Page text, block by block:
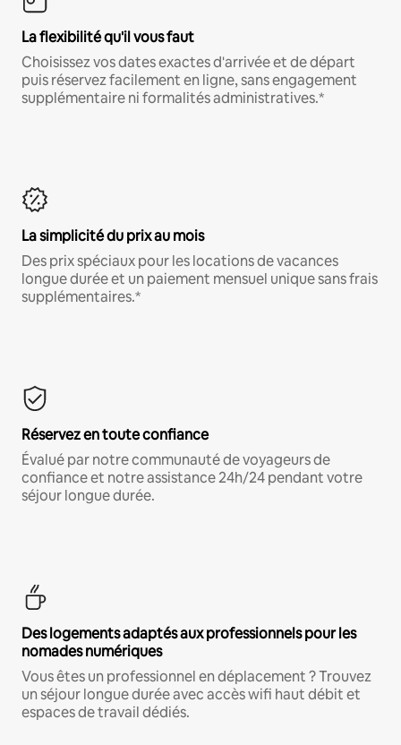
La flexibilité qu'il vous faut
Choisissez vos dates exactes d'arrivée et de départ
puis réservez facilement en ligne, sans engagement
supplémentaire ni formalités administratives.*
La simplicité du prix au mois
Des prix spéciaux pour les locations de vacances
longue durée et un paiement mensuel unique sans frais
supplémentaires.*
Réservez en toute confiance
Évalué par notre communauté de voyageurs de
confiance et notre assistance 24h/24 pendant votre
séjour longue durée.
Des logements adaptés aux professionnels pour les
nomades numériques
Vous êtes un professionnel en déplacement ? Trouvez
un séjour longue durée avec accès wifi haut débit et
espaces de travail dédiés.